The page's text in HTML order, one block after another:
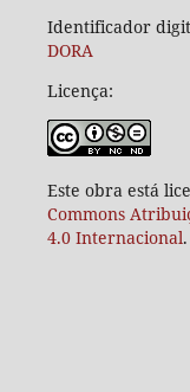
Identificador
DORA
Licença:
Este obra está
Commons
4.0 Internacional.